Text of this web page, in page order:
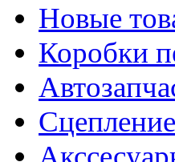
Новые
Коробки